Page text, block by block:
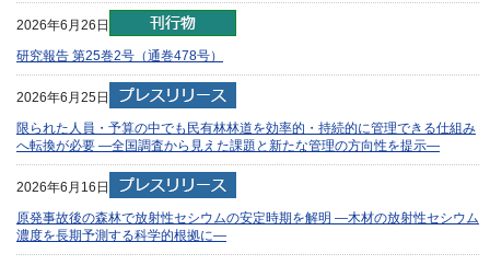
2026年6月26日
研究報告 第25巻2号（通巻478号）
2026年6月25日
限られた人員・予算の中でも民有林林道を効率的・持続的に管理できる仕組み
へ転換が必要 —全国調査から見えた課題と新たな管理の方向性を提示—
2026年6月16日
原発事故後の森林で放射性セシウムの安定時期を解明 —木材の放射性セシウム
濃度を長期予測する科学的根拠に—